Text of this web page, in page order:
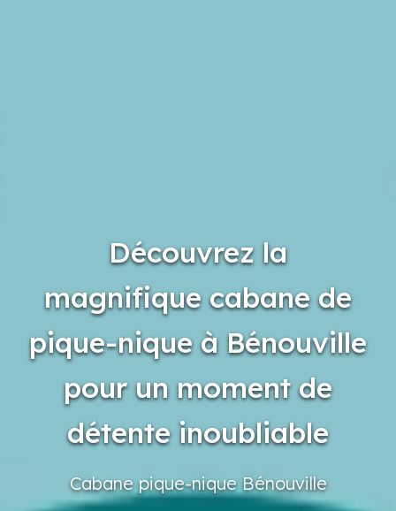
Découvrez la
magnifique cabane de
pique-nique à Bénouville
pour un moment de
détente inoubliable
Cabane pique-nique Bénouville